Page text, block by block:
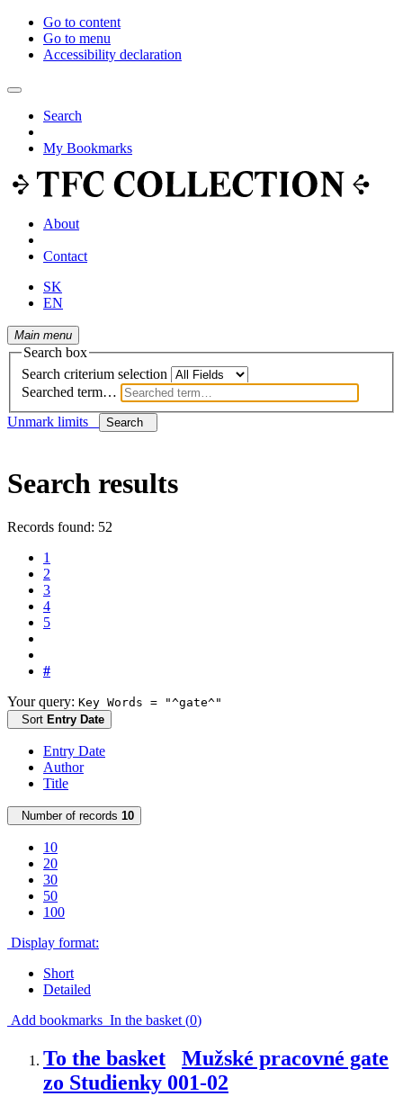
Go to content
Go to menu
Accessibility declaration
Search
My Bookmarks
About
Contact
SK
EN
Main menu
Search box
Search criterium selection
Searched term…
Unmark limits
Search
Search results
Records found: 52
1
2
3
4
5
#
Your query: Key Words = "^gate^"
Sort Entry Date
Entry Date
Author
Title
Number of records 10
10
20
30
50
100
Display format:
Short
Detailed
Add bookmarks In the basket (0)
To the basket
Mužské pracovné gate
zo Studienky 001-02